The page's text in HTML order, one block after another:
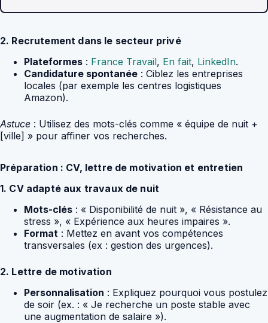
2. Recrutement dans le secteur privé
Plateformes : France Travail, En fait, LinkedIn.
Candidature spontanée : Ciblez les entreprises
locales (par exemple les centres logistiques
Amazon).
Astuce : Utilisez des mots-clés comme « équipe de nuit +
[ville] » pour affiner vos recherches.
Préparation : CV, lettre de motivation et entretien
1. CV adapté aux travaux de nuit
Mots-clés : « Disponibilité de nuit », « Résistance au
stress », « Expérience aux heures impaires ».
Format : Mettez en avant vos compétences
transversales (ex : gestion des urgences).
2. Lettre de motivation
Personnalisation : Expliquez pourquoi vous postulez
de soir (ex. : « Je recherche un poste stable avec
une augmentation de salaire »).